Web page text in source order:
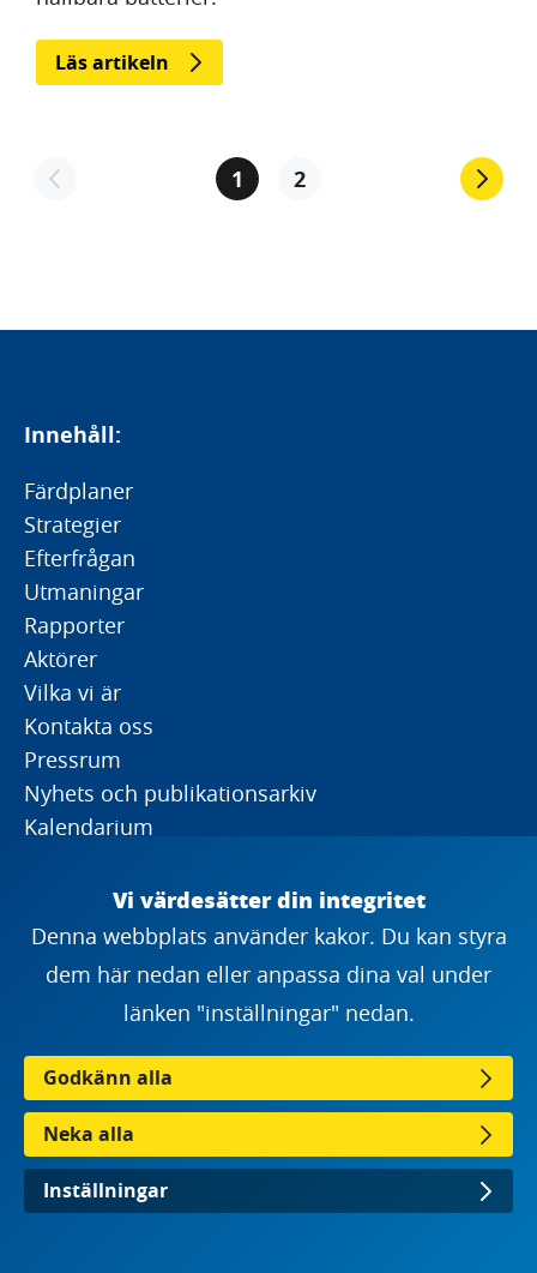
Läs artikeln
1 2
Innehåll:
Färdplaner
Strategier
Efterfrågan
Utmaningar
Rapporter
Aktörer
Vilka vi är
Kontakta oss
Pressrum
Nyhets och publikationsarkiv
Kalendarium
Prenumerera på vårt nyhetsbrev
Vill du ha senaste nytt om Sveriges utveckling
mot fossilfrihet? Bra, då kan du prenumerera
på vårt nyhetsbrev!
Fyll i din mailadress:
Vi värdesätter din integritet
Denna webbplats använder kakor. Du kan styra
dem här nedan eller anpassa dina val under
länken "inställningar" nedan.
Godkänn alla
Neka alla
Inställningar